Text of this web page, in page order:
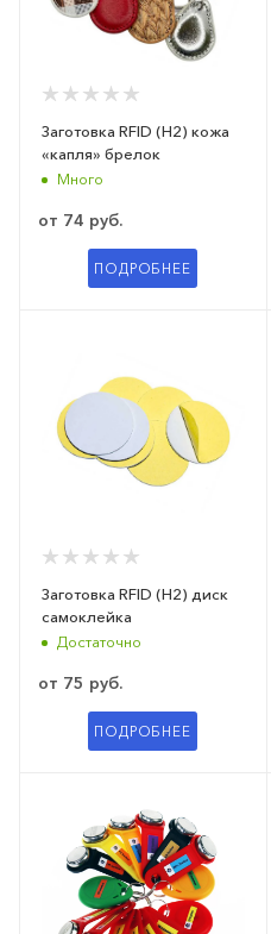
Заготовка RFID (H2) кожа
«капля» брелок
Много
от 74 руб.
ПОДРОБНЕЕ
Заготовка RFID (H2) диск
самоклейка
Достаточно
от 75 руб.
ПОДРОБНЕЕ